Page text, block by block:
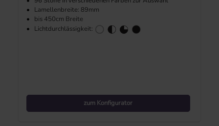
•
Lamellenbreite: 89mm
•
bis 450cm Breite
•
Lichtdurchlässigkeit:
zum Konfigurator